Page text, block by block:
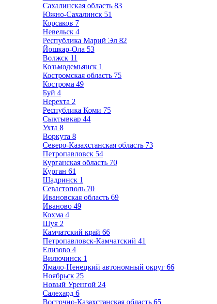
Сахалинская область 83
Южно-Сахалинск 51
Корсаков 7
Невельск 4
Республика Марий Эл 82
Йошкар-Ола 53
Волжск 11
Козьмодемьянск 1
Костромская область 75
Кострома 49
Буй 4
Нерехта 2
Республика Коми 75
Сыктывкар 44
Ухта 8
Воркута 8
Северо-Казахстанская область 73
Петропавловск 54
Курганская область 70
Курган 61
Шадринск 1
Севастополь 70
Ивановская область 69
Иваново 49
Кохма 4
Шуя 2
Камчатский край 66
Петропавловск-Камчатский 41
Елизово 4
Вилючинск 1
Ямало-Ненецкий автономный округ 66
Ноябрьск 25
Новый Уренгой 24
Салехард 6
Восточно-Казахстанская область 65